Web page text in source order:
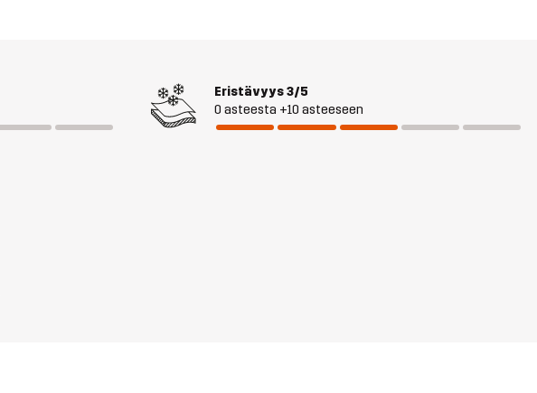
Eristävyys3/5
0 asteesta +10 asteeseen